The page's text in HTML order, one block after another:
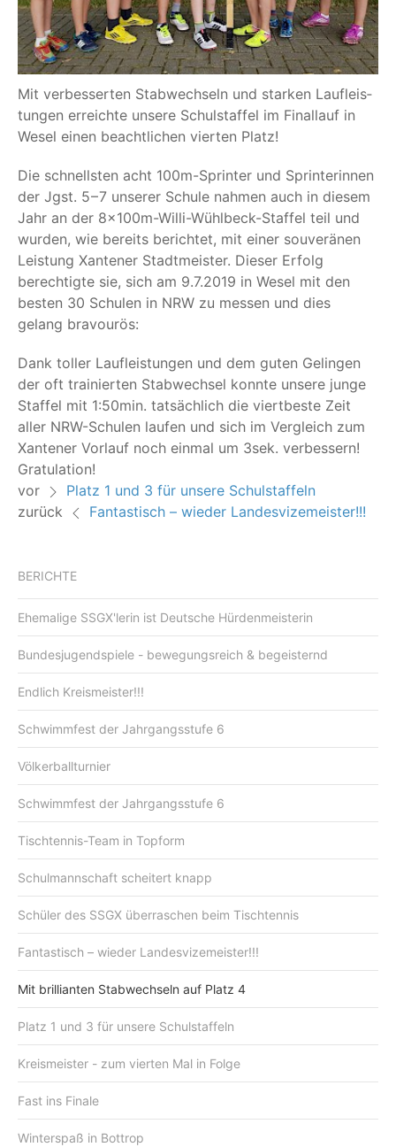
Mit ver­bes­ser­ten Stab­wech­seln und star­ken Lauf­leis­
tun­gen erreich­te unse­re Schul­staf­fel im Final­lauf in
Wesel einen beacht­li­chen vier­ten Platz!
Die schnells­ten acht 100m-Sprin­ter und Sprin­te­rin­nen
der Jgst. 5 – 7 unse­rer Schu­le nah­men auch in die­sem
Jahr an der 8x100m-Wil­li-Wühl­beck-Staf­fel teil und
wur­den, wie bereits berich­tet, mit einer sou­ve­rä­nen
Leis­tung Xan­te­ner Stadt­meis­ter. Die­ser Erfolg
berech­tig­te sie, sich am 9.7.2019 in Wesel mit den
bes­ten 30 Schu­len in NRW zu mes­sen und dies
gelang bravourös:
Dank tol­ler Lauf­leis­tun­gen und dem guten Gelin­gen
der oft trai­nier­ten Stab­wech­sel konn­te unse­re jun­ge
Staf­fel mit 1:50min. tat­säch­lich die viert­bes­te Zeit
aller NRW-Schu­len lau­fen und sich im Ver­gleich zum
Xan­te­ner Vor­lauf noch ein­mal um 3sek. ver­bes­sern!
Gratulation!
vor
Platz 1 und 3 für unsere Schulstaffeln
zurück
Fantastisch – wieder Landesvizemeister!!!
BERICHTE
Ehemalige SSGX'lerin ist Deutsche Hürdenmeisterin
Bundesjugendspiele - bewegungsreich & begeisternd
Endlich Kreismeister!!!
Schwimmfest der Jahrgangsstufe 6
Völkerballturnier
Schwimmfest der Jahrgangsstufe 6
Tischtennis-Team in Topform
Schulmannschaft scheitert knapp
Schüler des SSGX überraschen beim Tischtennis
Fantastisch – wieder Landesvizemeister!!!
Mit brillianten Stabwechseln auf Platz 4
Platz 1 und 3 für unsere Schulstaffeln
Kreismeister - zum vierten Mal in Folge
Fast ins Finale
Winterspaß in Bottrop